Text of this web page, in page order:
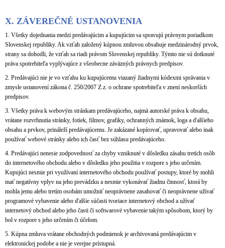
X. ZÁVEREČNÉ USTANOVENIA
1. Všetky dojednania medzi predávajúcim a kupujúcim sa spravujú právnym poriadkom
Slovenskej republiky. Ak vzťah založený kúpnou zmluvou obsahuje medzinárodný prvok,
strany sa dohodli, že vzťah sa riadi právom Slovenskej republiky. Týmto nie sú dotknuté
práva spotrebiteľa vyplývajúce z všeobecne záväzných právnych predpisov.
2. Predávajúci nie je vo vzťahu ku kupujúcemu viazaný žiadnymi kódexmi správania v
zmysle ustanovení zákona č. 250/2007 Z.z. o ochrane spotrebiteľa v znení neskorších
predpisov.
3. Všetky práva k webovým stránkam predávajúceho, najmä autorské práva k obsahu,
vrátane rozvrhnutia stránky, fotiek, filmov, grafiky, ochranných známok, loga a ďalšieho
obsahu a prvkov, prináleží predávajúcemu. Je zakázané kopírovať, upravovať alebo inak
používať webové stránky alebo ich časť bez súhlasu predávajúceho.
4. Predávajúci nenesie zodpovednosť za chyby vzniknuté v dôsledku zásahu tretích osôb
do internetového obchodu alebo v dôsledku jeho použitia v rozpore s jeho určením.
Kupujúci nesmie pri využívaní internetového obchodu používať postupy, ktoré by mohli
mať negatívny vplyv na jeho prevádzku a nesmie vykonávať žiadnu činnosť, ktorá by
mohla jemu alebo tretím osobám umožniť neoprávnene zasahovať či neoprávnene užívať
programové vybavenie alebo ďalšie súčasti tvoriace internetový obchod a užívať
internetový obchod alebo jeho časti či softwarové vybavenie takým spôsobom, ktorý by
bol v rozpore s jeho určením či účelom.
5. Kúpna zmluva vrátane obchodných podmienok je archivovaná predávajúcim v
elektronickej podobe a nie je verejne prístupná.